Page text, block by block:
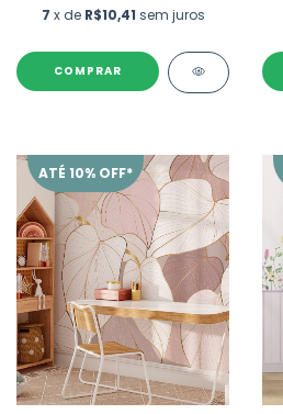
7 x de R$10,41 sem juros
ATÉ 10% OFF*